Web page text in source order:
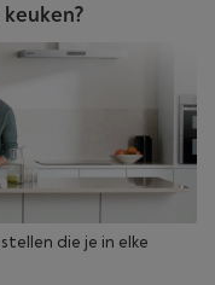
die je in elke